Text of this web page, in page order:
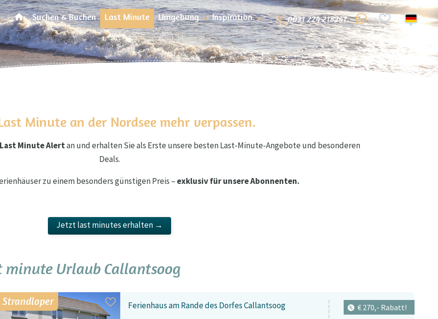
Suchen & Buchen Last Minute Umgebung Inspiration 0031 224 218241
Minute an der Nordsee mehr verpassen.
Minute Alertan und erhalten Sie als Erste unsere besten Last-Minute-Angebote und besonderen
Deals.
zu einem besonders günstigen Preis –exklusiv für unsere Abonnenten.
Jetzt last minutes erhalten →
minute Urlaub Callantsoog
Strandloper Ferienhaus am Rande des Dorfes Callantsoog € 270,- Rabatt!